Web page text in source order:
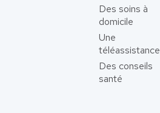
Des soins à
domicile
Une
téléassistance
Des conseils
santé